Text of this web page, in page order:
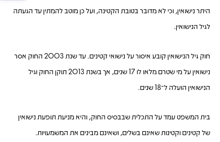
היתר נישואין, וכי לא מדובר בטובת הקטינה, ועל כן מוטב להמתין עד הגעתה
לגיל הנישואין.
חוק גיל הנישואין קובע איסור על נישואי קטינים. עד שנת 2003 החוק אסר
נישואין על מי שטרם מלאו לו 17 שנים, אך בשנת 2013 תוקן החוק וגיל
הנישואין הועלה ל־18 שנים.
בית המשפט עמד על התכלית שבבסיס החוק, והיא מניעת תופעת נישואין
של קטינים וקטינות שאינם בשלים, ושאינם מבינים את המשמעויות.